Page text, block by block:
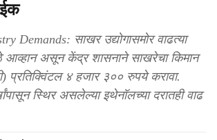
Demands: साखर उद्योगासमोर वाढत्या
आव्हान असून केंद्र शासनाने साखरेचा किमान
प्रतिक्विंटल ४ हजार ३०० रुपये करावा.
स्थिर असलेल्या इथेनॉलच्या दरातही वाढ